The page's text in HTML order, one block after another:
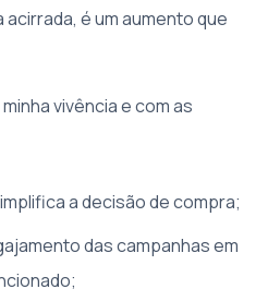
é um aumento que
vivência e com as
a decisão de compra;
das campanhas em